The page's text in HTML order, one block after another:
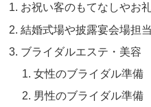
お祝い客のもてなしやお
結婚式場や披露宴会場担
ブライダルエステ・美容
女性のブライダル準備
男性のブライダル準備